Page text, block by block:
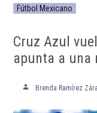
Fútbol Mexicano
Cruz Azul
apunta a una
Brenda Ramírez